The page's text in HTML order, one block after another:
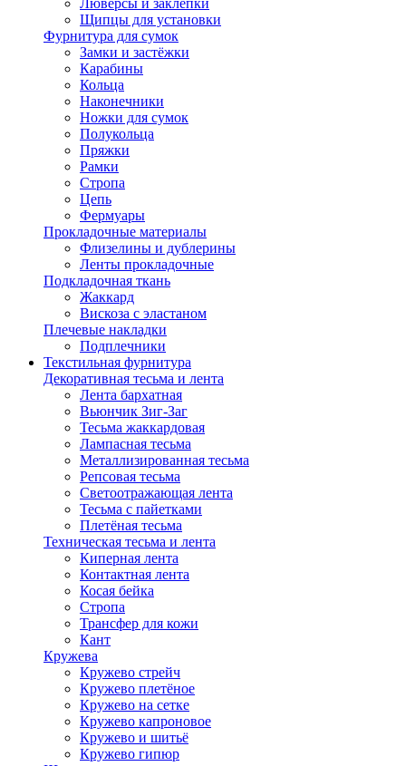
Люверсы и заклёпки
Щипцы для установки
Фурнитура для сумок
Замки и застёжки
Карабины
Кольца
Наконечники
Ножки для сумок
Полукольца
Пряжки
Рамки
Стропа
Цепь
Фермуары
Прокладочные материалы
Флизелины и дублерины
Ленты прокладочные
Подкладочная ткань
Жаккард
Вискоза с эластаном
Плечевые накладки
Подплечники
Текстильная фурнитура
Декоративная тесьма и лента
Лента бархатная
Вьюнчик Зиг-Заг
Тесьма жаккардовая
Лампасная тесьма
Металлизированная тесьма
Репсовая тесьма
Светоотражающая лента
Тесьма с пайетками
Плетёная тесьма
Техническая тесьма и лента
Киперная лента
Контактная лента
Косая бейка
Стропа
Трансфер для кожи
Кант
Кружева
Кружево стрейч
Кружево плетёное
Кружево на сетке
Кружево капроновое
Кружево и шитьё
Кружево гипюр